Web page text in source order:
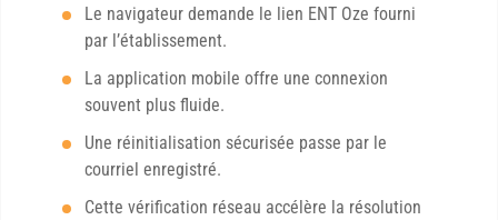
Le navigateur demande le lien ENT Oze fourni
par l’établissement.
La application mobile offre une connexion
souvent plus fluide.
Une réinitialisation sécurisée passe par le
courriel enregistré.
Cette vérification réseau accélère la résolution